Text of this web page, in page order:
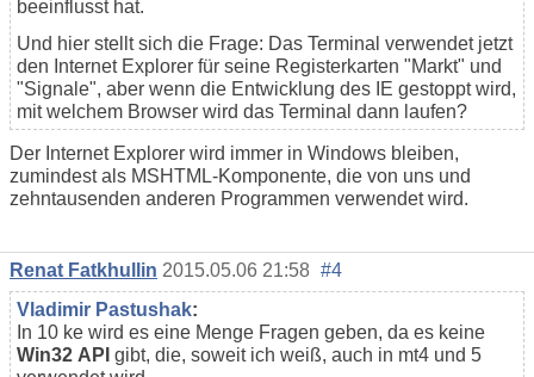
beeinflusst hat.
Und hier stellt sich die Frage: Das Terminal verwendet jetzt
den Internet Explorer für seine Registerkarten "Markt" und
"Signale", aber wenn die Entwicklung des IE gestoppt wird,
mit welchem Browser wird das Terminal dann laufen?
Der Internet Explorer wird immer in Windows bleiben,
zumindest als MSHTML-Komponente, die von uns und
zehntausenden anderen Programmen verwendet wird.
Renat Fatkhullin 2015.05.06 21:58 #4
Vladimir Pastushak:
In 10 ke wird es eine Menge Fragen geben, da es keine
Win32 API gibt, die, soweit ich weiß, auch in mt4 und 5